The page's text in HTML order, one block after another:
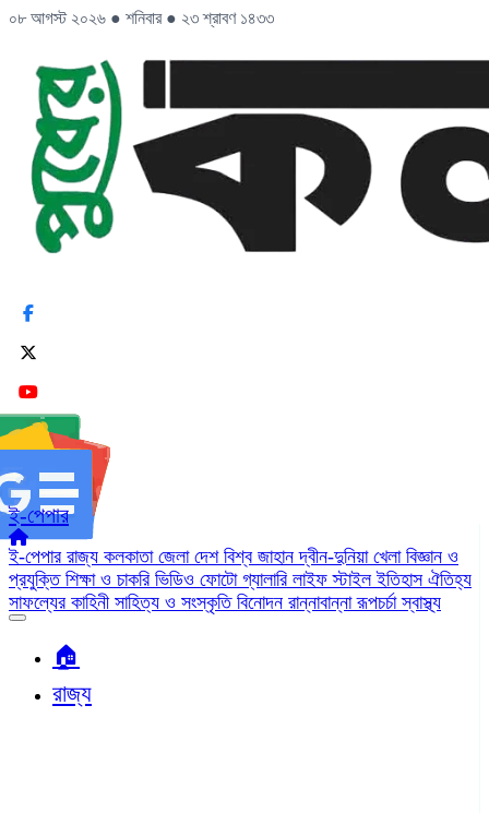
০৮ আগস্ট ২০২৬ ● শনিবার ● ২৩ শ্রাবণ ১৪৩৩
ই-পেপার
ই-পেপার রাজ্য কলকাতা জেলা দেশ বিশ্ব জাহানদ্বীন-দুনিয়া খেলা বিজ্ঞান ও
প্রযুক্তি শিক্ষা ও চাকরি ভিডিও ফোটো গ্যালারি লাইফ স্টাইলইতিহাস ঐতিহ্য
সাফল্যের কাহিনী সাহিত্য ও সংস্কৃতি বিনোদন রান্নাবান্নারূপচর্চাস্বাস্থ্য
🏠︎
রাজ্য